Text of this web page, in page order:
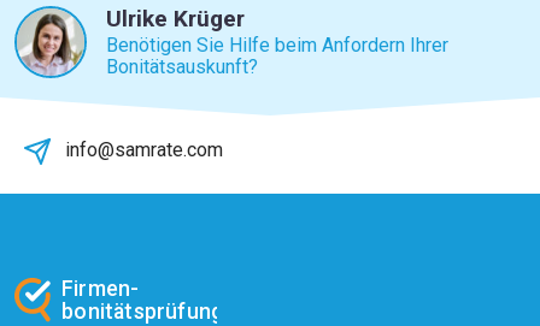
Ulrike Krüger
Benötigen Sie Hilfe beim Anfordern Ihrer
Bonitätsauskunft?
info@samrate.com
Firmen-
bonitätsprüfung